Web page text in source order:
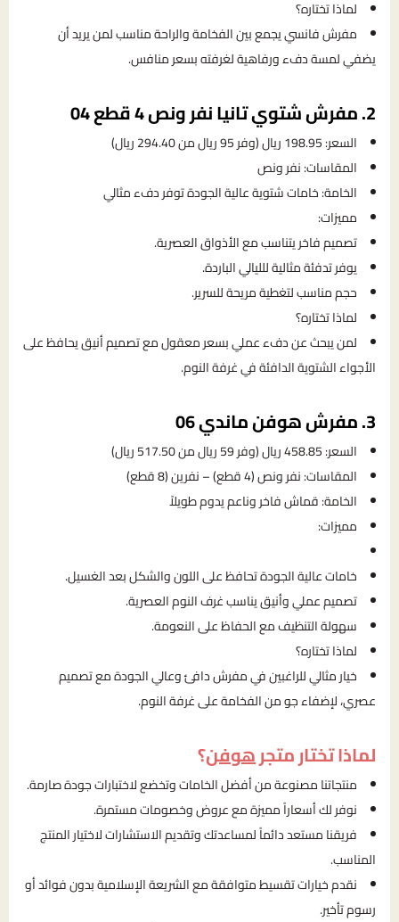
لماذا تختاره؟
مفرش فانسي يجمع بين الفخامة والراحة مناسب لمن يريد أن
يضفي لمسة دفء ورفاهية لغرفته بسعر منافس.
2. مفرش شتوي تانيا نفر ونص 4 قطع 04
السعر: 198.95 ريال (وفر 95 ريال من 294.40 ريال)
المقاسات: نفر ونص
الخامة: خامات شتوية عالية الجودة توفر دفء مثالي
مميزات:
تصميم فاخر يتناسب مع الأذواق العصرية.
يوفر تدفئة مثالية للليالي الباردة.
حجم مناسب لتغطية مريحة للسرير.
لماذا تختاره؟
لمن يبحث عن دفء عملي بسعر معقول مع تصميم أنيق يحافظ على
الأجواء الشتوية الدافئة في غرفة النوم.
3. مفرش هوفن ماندي 06
السعر: 458.85 ريال (وفر 59 ريال من 517.50 ريال)
المقاسات: نفر ونص (4 قطع) – نفرين (8 قطع)
الخامة: قماش فاخر وناعم يدوم طويلاً
مميزات:
خامات عالية الجودة تحافظ على اللون والشكل بعد الغسيل.
تصميم عملي وأنيق يناسب غرف النوم العصرية.
سهولة التنظيف مع الحفاظ على النعومة.
لماذا تختاره؟
خيار مثالي للراغبين في مفرش دافئ وعالي الجودة مع تصميم
عصري، لإضفاء جو من الفخامة على غرفة النوم.
لماذا تختار متجرهوفن؟
منتجاتنا مصنوعة من أفضل الخامات وتخضع لاختبارات جودة صارمة.
نوفر لك أسعاراً مميزة مع عروض وخصومات مستمرة.
فريقنا مستعد دائماً لمساعدتك وتقديم الاستشارات لاختيار المنتج
المناسب.
نقدم خيارات تقسيط متوافقة مع الشريعة الإسلامية بدون فوائد أو
رسوم تأخير.